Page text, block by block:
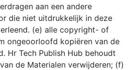
aan een andere
die niet uitdrukkelijk in deze
(e) alle copyright- of
ongeoorloofd kopiëren van de
Hr Tech Publish Hub behoudt
de Materialen verwijderen; (f)